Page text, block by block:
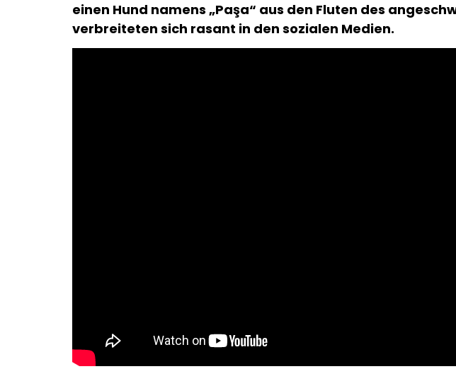
einen Hund namens „Paşa“ aus den Fluten des
verbreiteten sich rasant in den sozialen Medien.